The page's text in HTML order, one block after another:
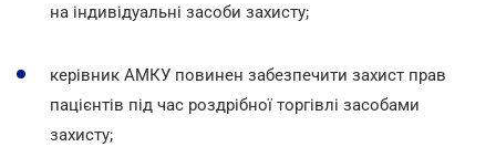
на індивідуальні засоби захисту;
керівник АМКУ повинен забезпечити захист прав
пацієнтів під час роздрібної торгівлі засобами
захисту;